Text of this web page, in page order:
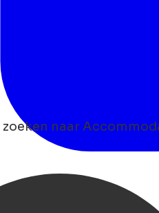
zoeken naar